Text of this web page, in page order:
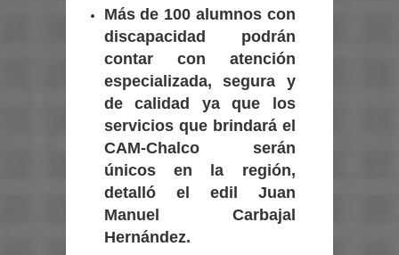
Más de 100 alumnos con
discapacidad podrán
contar con atención
especializada, segura y
de calidad ya que los
servicios que brindará el
CAM-Chalco serán
únicos en la región,
detalló el edil Juan
Manuel Carbajal
Hernández.